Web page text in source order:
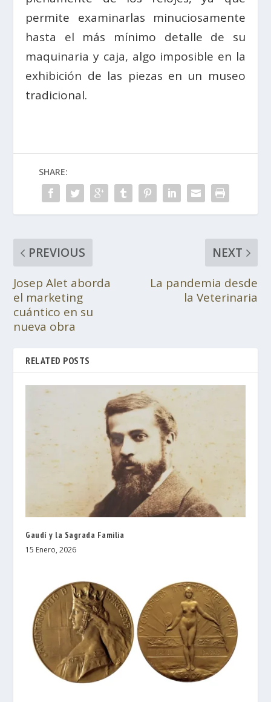
permite examinarlas minuciosamente
hasta el más mínimo detalle de su
maquinaria y caja, algo imposible en la
exhibición de las piezas en un museo
tradicional.
SHARE:
PREVIOUS
Josep Alet aborda
el marketing
cuántico en su
nueva obra
NEXT
La pandemia desde
la Veterinaria
RELATED POSTS
Gaudí y la Sagrada Familia
15 Enero, 2026